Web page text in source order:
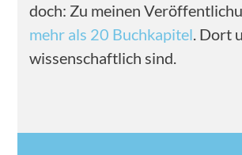
doch: Zu meinen
mehr als 20 Buchkapitel. Dort
wissenschaftlich sind.